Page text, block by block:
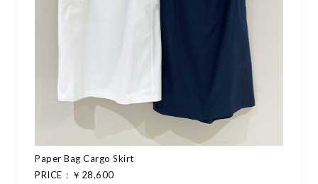
Paper Bag Cargo Skirt
PRICE：￥28,600